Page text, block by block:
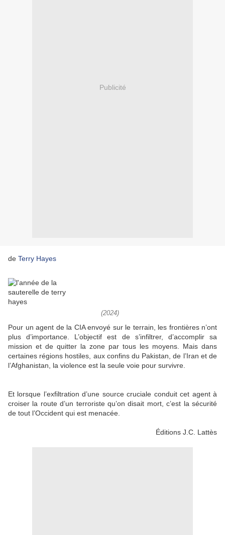
Publicité
de Terry Hayes
(2024)
Pour un agent de la CIA envoyé sur le terrain, les frontières n’ont
plus d’importance. L’objectif est de s’infiltrer, d’accomplir sa
mission et de quitter la zone par tous les moyens. Mais dans
certaines régions hostiles, aux confins du Pakistan, de l’Iran et de
l’Afghanistan, la violence est la seule voie pour survivre.
Et lorsque l’exfiltration d’une source cruciale conduit cet agent à
croiser la route d’un terroriste qu’on disait mort, c’est la sécurité
de tout l’Occident qui est menacée.
Éditions J.C. Lattès